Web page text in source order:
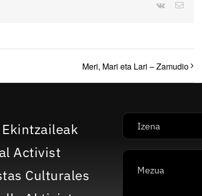
Vk
Correo
Meri, Mari eta Lari – Zamudio
Activist
Culturales